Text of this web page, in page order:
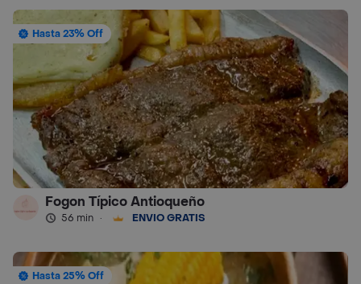
Hasta 23% Off
Fogon Típico Antioqueño
56 min · ENVÍO GRATIS
Hasta 25% Off